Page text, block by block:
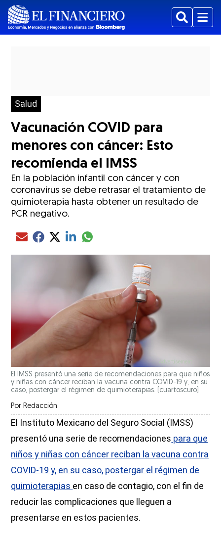
BuscarMenu
Salud
Vacunación COVID para
menores con cáncer: Esto
recomienda el IMSS
En la población infantil con cáncer y con
coronavirus se debe retrasar el tratamiento de
quimioterapia hasta obtener un resultado de
PCR negativo.
Compartir el artículo actual mediante Email
Compartir el artículo actual mediante Facebook
Compartir el artículo actual mediante Twitter
Compartir el artículo actual mediante LinkedIn
Compartir el artículo actual mediante
El IMSS presentó una serie de recomendaciones para que niños
y niñas con cáncer reciban la vacuna contra COVID-19 y, en su
caso, postergar el régimen de quimioterapias.
(cuartoscuro)
Por Redacción
El Instituto Mexicano del Seguro Social (IMSS)
presentó una serie de recomendaciones para que
niños y niñas con cáncer reciban la vacuna contra
COVID-19 y, en su caso, postergar el régimen de
quimioterapias en caso de contagio, con el fin de
reducir las complicaciones que lleguen a
presentarse en estos pacientes.